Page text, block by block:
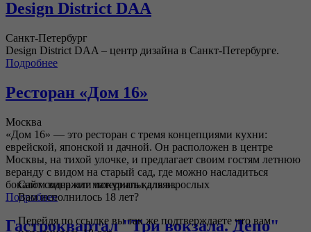
Design District DAA
Санкт-Петербург
Design District DAA – центр дизайна в Санкт-Петербурге.
Подробнее
Ресторан «Дом 16»
Москва
«Дом 16» — это ресторан с тремя концепциями кухни:
еврейской, японской и дачной. Он расположен в центре
Москвы, на тихой улочке, и предлагает своим гостям летнюю
веранду с видом на старый сад, где можно насладиться
бокалом вина или покурить кальян.
Подробнее
Гастроквартал "Три вокзала. Депо"
Сайт содержит материалы для взрослых
Вам исполнилось 18 лет?
Перейдя по ссылке вы так же подтверждаете что вам